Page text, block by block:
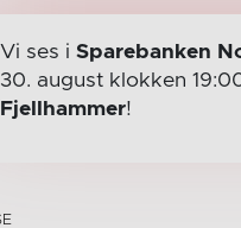
Vi ses i Sparebanken
30. august klokken
Fjellhammer!